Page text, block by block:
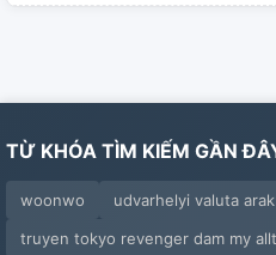
TỪ KHÓA TÌM KIẾM GẦN
woonwo
udvarhelyi valuta arak
truyen tokyo revenger dam my